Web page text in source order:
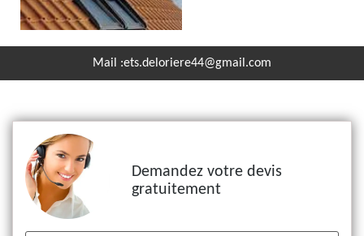
Mail :ets.deloriere44@gmail.com
Demandez votre devis
gratuitement